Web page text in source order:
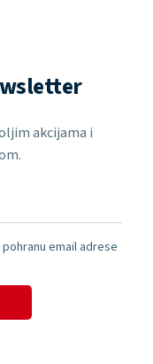
akcijama i
email adrese